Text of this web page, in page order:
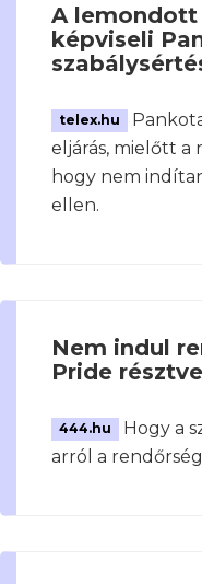
A lemondott
képviseli
telex.hu
eljárás, mielőtt a
hogy nem
ellen.
Nem indul
Pride
444.hu
Hogy a
arról a